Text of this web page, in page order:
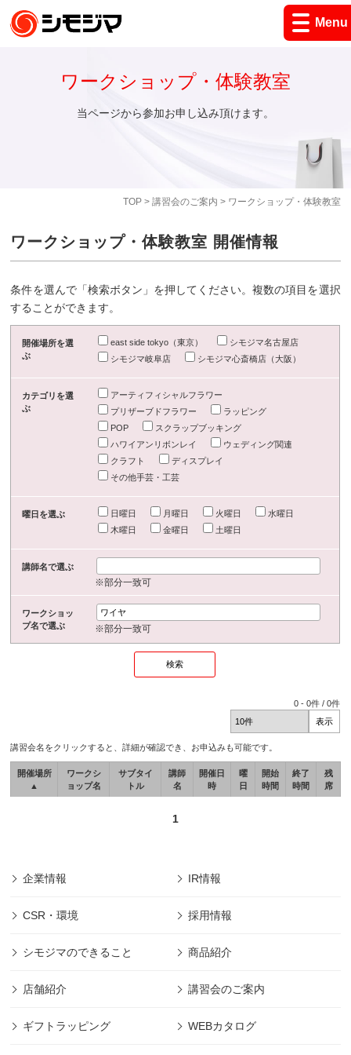
Menu
TOP> 講習会のご案内 > ワークショップ・体験教室
ワークショップ・体験教室
当ページから参加お申し込み頂けます。
ワークショップ・体験教室 開催情報
条件を選んで「検索ボタン」を押してください。複数の項目を選択
することができます。
開催場所を選
ぶ
east side tokyo（東京）
シモジマ名古屋店
シモジマ岐阜店
シモジマ心斎橋店（大阪）
カテゴリを選
ぶ
アーティフィシャルフラワー
プリザーブドフラワー
ラッピング
POP
スクラップブッキング
ハワイアンリボンレイ
ウェディング関連
クラフト
ディスプレイ
その他手芸・工芸
曜日を選ぶ 日曜日 月曜日 火曜日
水曜日
木曜日
金曜日 土曜日
講師名で選ぶ
※部分一致可
ワークショッ
プ名で選ぶ
※部分一致可
0 -0件 /0件
講習会名をクリックすると、詳細が確認でき、お申込みも可能です。
開催場所
▲
ワークシ
ョップ名
サブタイ
トル
講師
名
開催日
時
曜
日
開始
時間
終了
時間
残
席
1
企業情報 IR情報
CSR・環境 採用情報
シモジマのできること 商品紹介
店舗紹介 講習会のご案内
ギフトラッピング WEBカタログ